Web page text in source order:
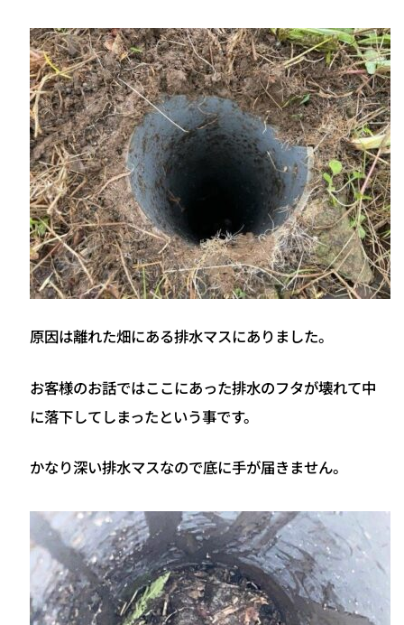
原因は離れた畑にある排水マスにありました。
お客様のお話ではここにあった排水のフタが壊れて中
に落下してしまったという事です。
かなり深い排水マスなので底に手が届きません。